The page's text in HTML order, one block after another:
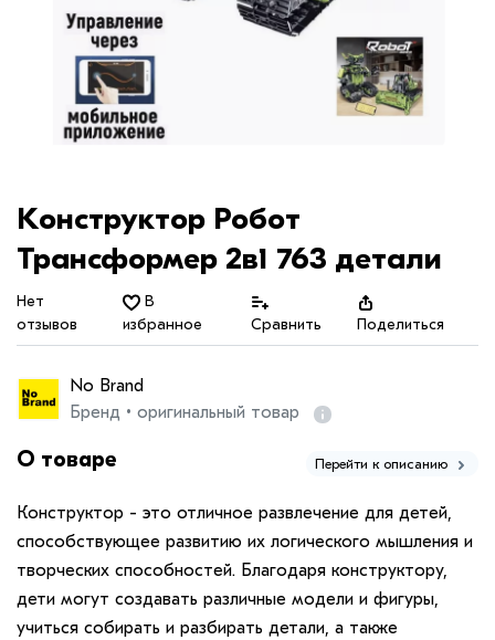
Конструктор Робот
Трансформер 2в1 763 детали
Нет
отзывов
В
избранное
Сравнить Поделиться
No Brand
Бренд • оригинальный товар
О товаре Перейти к описанию
Конструктор - это отличное развлечение для детей,
способствующее развитию их логического мышления и
творческих способностей. Благодаря конструктору,
дети могут создавать различные модели и фигуры,
учиться собирать и разбирать детали, а также